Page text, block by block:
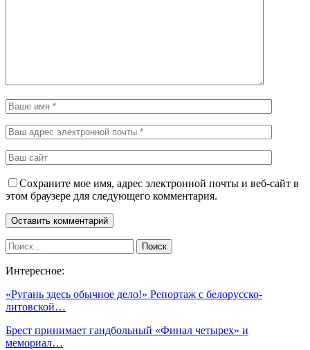
Сохраните мое имя, адрес электронной почты и веб-сайт в
этом браузере для следующего комментария.
Интересное:
«Ругань здесь обычное дело!» Репортаж с белорусско-
литовской…
Брест принимает гандбольный «Финал четырех» и
мемориал…